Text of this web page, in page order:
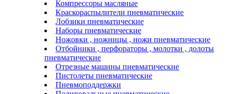
Компрессоры масляные
Краскораспылители пневматические
Лобзики пневматические
Наборы пневматические
Ножовки , ножницы , ножи пневматические
Отбойники , перфораторы , молотки , долоты
пневматические
Отрезные машины пневматические
Пистолеты пневматические
Пневмоподдержки